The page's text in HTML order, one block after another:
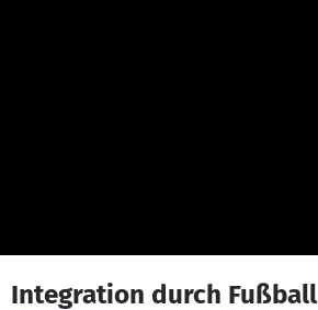
Integration durch Fußball